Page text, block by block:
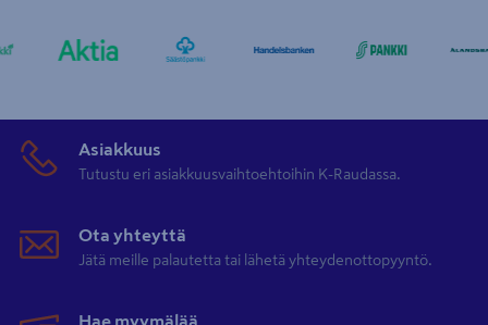
Asiakkuus
Tutustu eri asiakkuusvaihtoehtoihin K-Raudassa.
Ota yhteyttä
Jätä meille palautetta tai lähetä yhteydenottopyyntö.
Hae myymälää